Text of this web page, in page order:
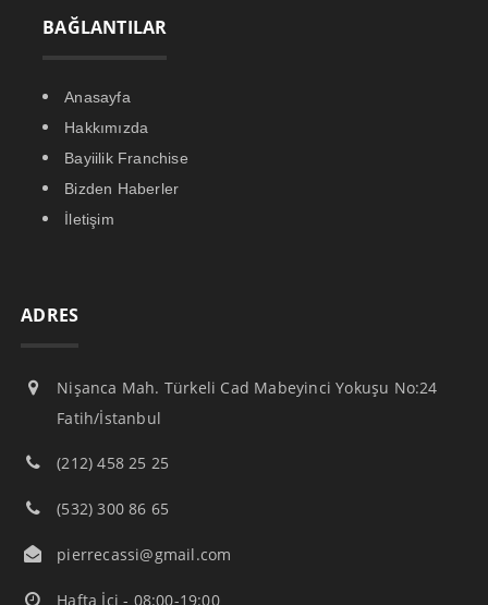
BAĞLANTILAR
Anasayfa
Hakkımızda
Bayiilik Franchise
Bizden Haberler
İletişim
ADRES
Nişanca Mah. Türkeli Cad Mabeyinci Yokuşu No:24
Fatih/İstanbul
(212) 458 25 25
(532) 300 86 65
pierrecassi@gmail.com
Hafta İçi - 08:00-19:00